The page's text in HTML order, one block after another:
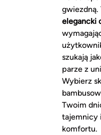
gwiezdną.
elegancki
szukają
parze z
Wybierz
Twoim
tajemnicy
komfortu.